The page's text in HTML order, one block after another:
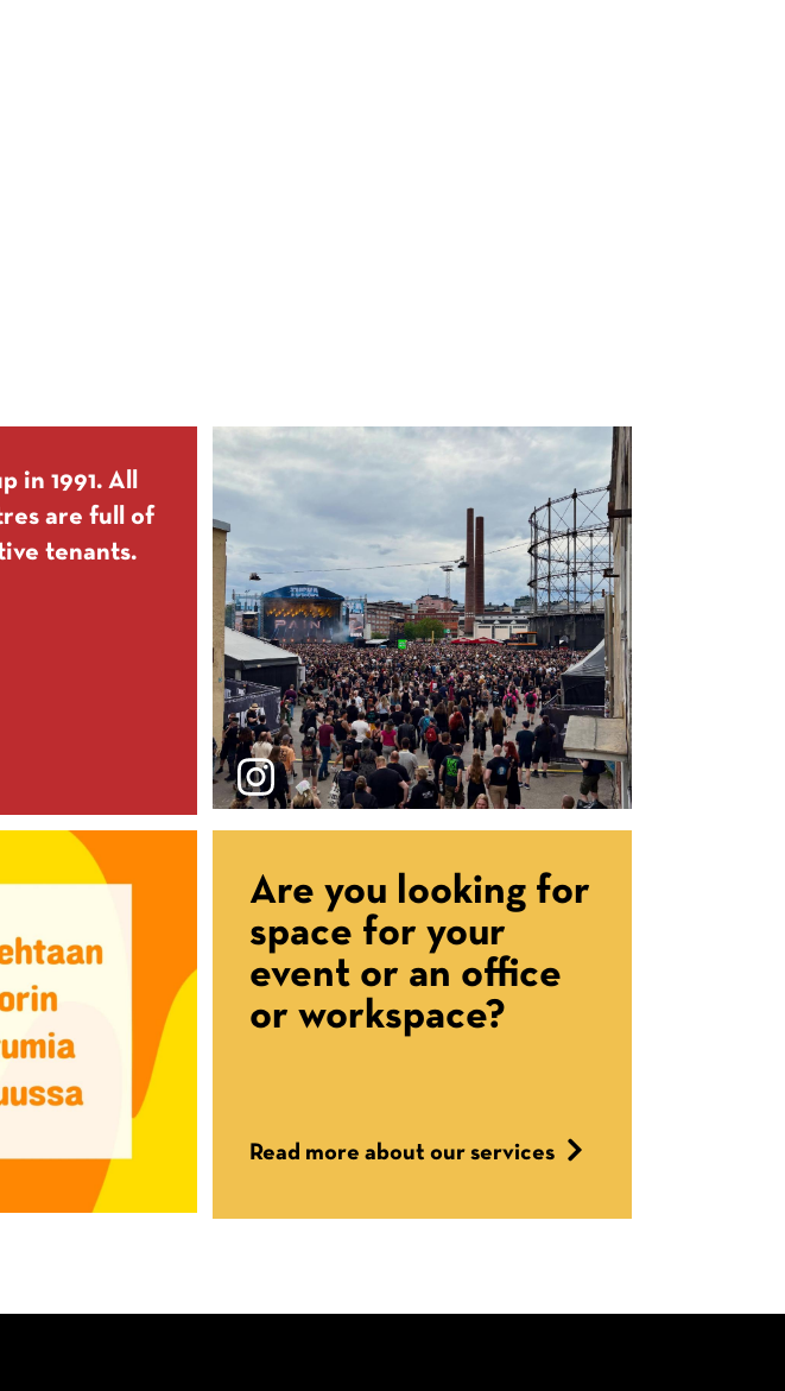
in 1991. All
are full of
tenants.
Are you looking for
space for your
event or an office
or workspace?
Read more about our services